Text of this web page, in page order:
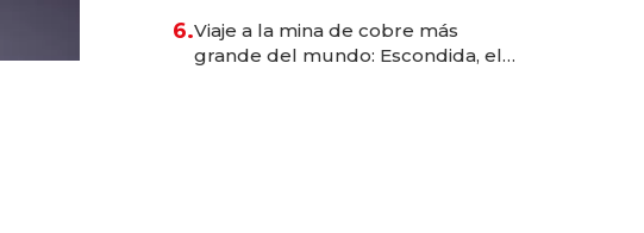
6.Viaje a la mina de cobre más
grande del mundo: Escondida, el